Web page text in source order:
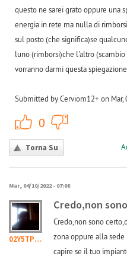
questo ne sarei grato oppure una
energia in rete ma nulla di
sul posto (che significa)se
luno (rimborsi)che l'altro
vorranno darmi questa spiegazione
Submitted by Cerviom12+ on
0
Torna Su
Mar, 04/10/2022 - 07:08
02Y5TPSE
Credo,non
Credo,non sono
zona oppure alla
capire se il tuo